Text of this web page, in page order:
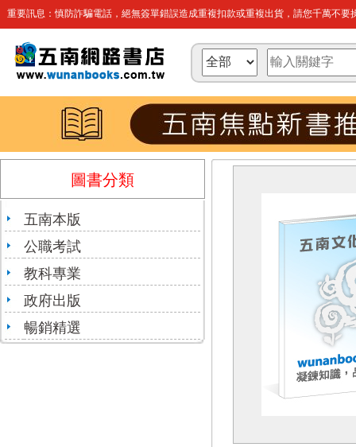
重要訊息：慎防詐騙電話，絕無簽單錯誤造成重複扣款或重複出貨，請您千萬不要
圖書分類
五南本版
公職考試
教科專業
政府出版
暢銷精選